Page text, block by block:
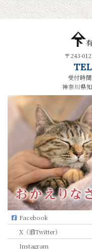
〒243-
受付時
神奈川県
Facebook
X（旧Twitter）
Instagram